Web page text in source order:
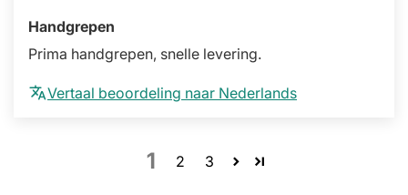
Handgrepen
Prima handgrepen, snelle levering.
Vertaal beoordeling naar Nederlands
1 2 3